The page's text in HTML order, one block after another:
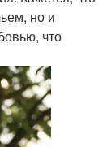
но и
что